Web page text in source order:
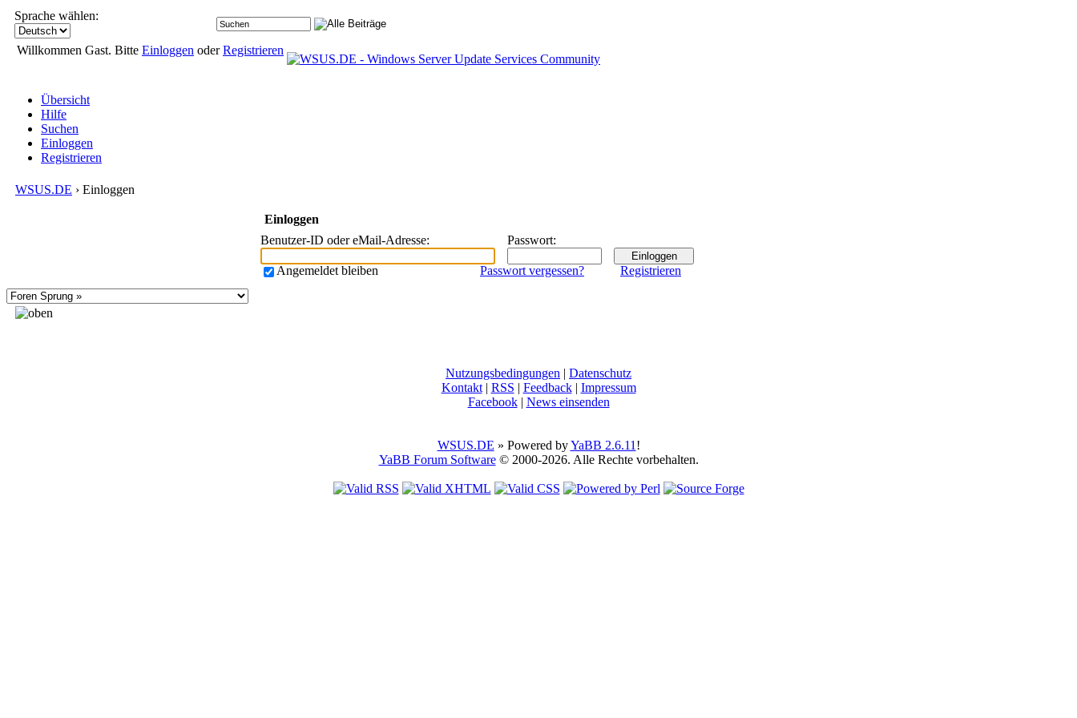
Sprache wählen:
Willkommen Gast. Bitte Einloggen oderRegistrieren
Übersicht
Hilfe
Suchen
Einloggen
Registrieren
WSUS.DE › Einloggen
Einloggen
Benutzer-ID oder eMail-Adresse: Passwort:
Angemeldet bleiben Registrieren
Passwort vergessen?
Nutzungsbedingungen | Datenschutz
Kontakt| RSS | Feedback| Impressum
Facebook| News einsenden
WSUS.DE » Powered byYaBB 2.6.11 !
YaBB Forum Software© 2000-2026. Alle Rechte vorbehalten.